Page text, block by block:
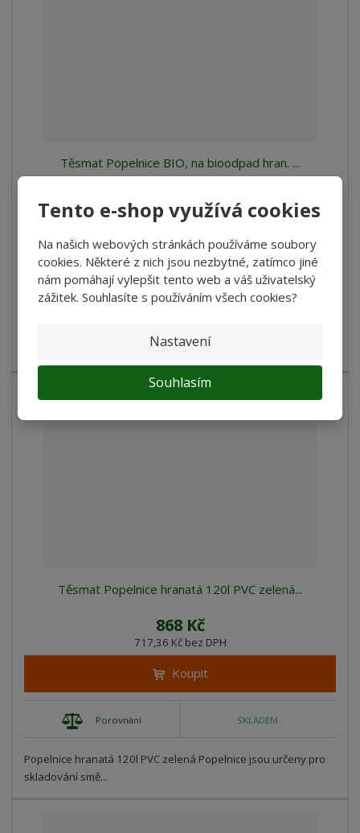
Tento e-shop využívá cookies
Na našich webových stránkách používáme soubory
cookies. Některé z nich jsou nezbytné, zatímco jiné
nám pomáhají vylepšit tento web a váš uživatelský
zážitek. Souhlasíte s používáním všech cookies?
Nastavení
Souhlasím
Těsmat Popelnice BIO, na bioodpad hran. ...
1 157 Kč
956,20 Kč bez DPH
Koupit
Porovnání SKLADEM
Těsmat Popelnice hranatá 120l PVC zelená...
868 Kč
717,36 Kč bez DPH
Koupit
Porovnání SKLADEM
Popelnice hranatá 120l PVC zelená Popelnice jsou určeny pro
skladování smě...